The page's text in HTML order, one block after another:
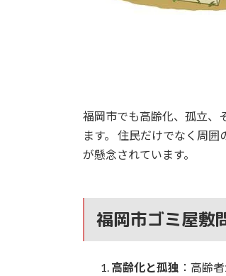
福岡市でも高齢化、孤立、
ます。 住民だけでなく周
が懸念されています。
福岡市ゴミ屋敷
高齢化と孤独 ：高齢